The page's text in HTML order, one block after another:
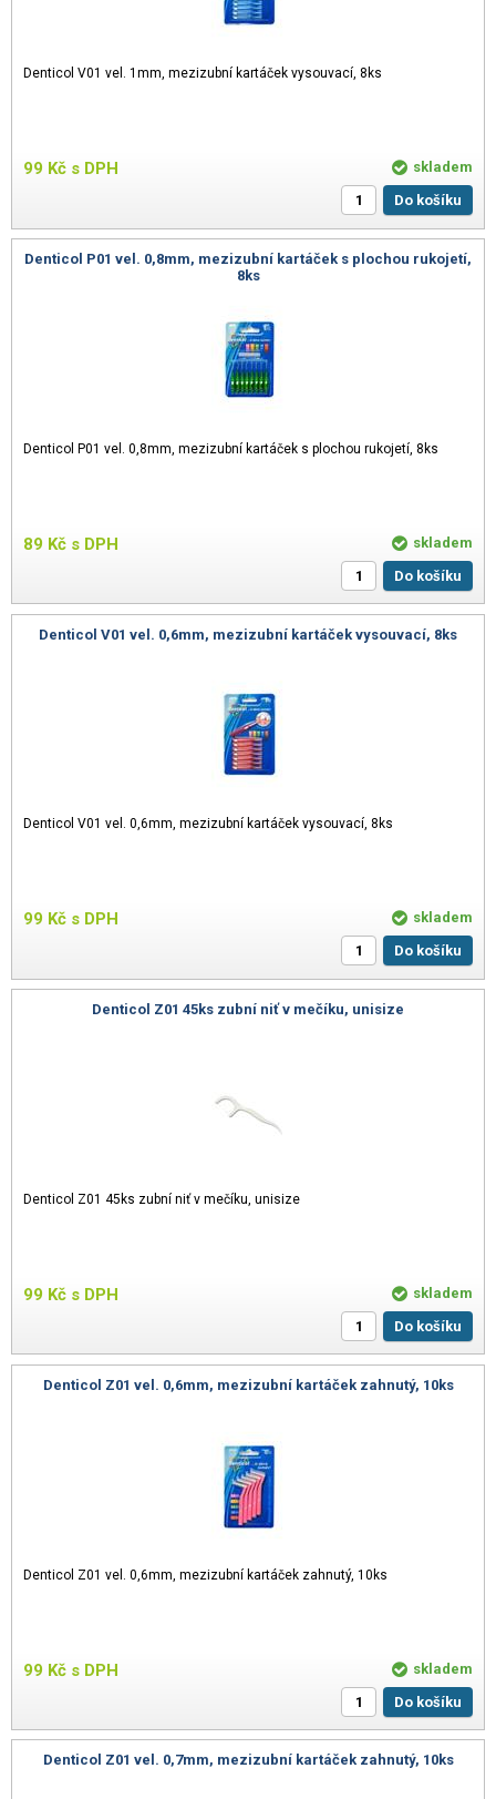
Denticol V01 vel. 1mm, mezizubní kartáček vysouvací, 8ks
99 Kč s DPH
skladem
Do košíku
Denticol P01 vel. 0,8mm, mezizubní kartáček s plochou rukojetí,
8ks
Denticol P01 vel. 0,8mm, mezizubní kartáček s plochou rukojetí, 8ks
89 Kč s DPH
skladem
Do košíku
Denticol V01 vel. 0,6mm, mezizubní kartáček vysouvací, 8ks
Denticol V01 vel. 0,6mm, mezizubní kartáček vysouvací, 8ks
99 Kč s DPH
skladem
Do košíku
Denticol Z01 45ks zubní niť v mečíku, unisize
Denticol Z01 45ks zubní niť v mečíku, unisize
99 Kč s DPH
skladem
Do košíku
Denticol Z01 vel. 0,6mm, mezizubní kartáček zahnutý, 10ks
Denticol Z01 vel. 0,6mm, mezizubní kartáček zahnutý, 10ks
99 Kč s DPH
skladem
Do košíku
Denticol Z01 vel. 0,7mm, mezizubní kartáček zahnutý, 10ks